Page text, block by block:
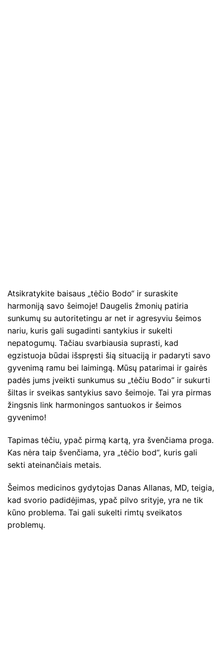
Atsikratykite baisaus „tėčio Bodo“ ir suraskite
harmoniją savo šeimoje! Daugelis žmonių patiria
sunkumų su autoritetingu ar net ir agresyviu šeimos
nariu, kuris gali sugadinti santykius ir sukelti
nepatogumų. Tačiau svarbiausia suprasti, kad
egzistuoja būdai išspręsti šią situaciją ir padaryti savo
gyvenimą ramu bei laimingą. Mūsų patarimai ir gairės
padės jums įveikti sunkumus su „tėčiu Bodo” ir sukurti
šiltas ir sveikas santykius savo šeimoje. Tai yra pirmas
žingsnis link harmoningos santuokos ir šeimos
gyvenimo!
Tapimas tėčiu, ypač pirmą kartą, yra švenčiama proga.
Kas nėra taip švenčiama, yra „tėčio bod“, kuris gali
sekti ateinančiais metais.
Šeimos medicinos gydytojas Danas Allanas, MD, teigia,
kad svorio padidėjimas, ypač pilvo srityje, yra ne tik
kūno problema. Tai gali sukelti rimtų sveikatos
problemų.